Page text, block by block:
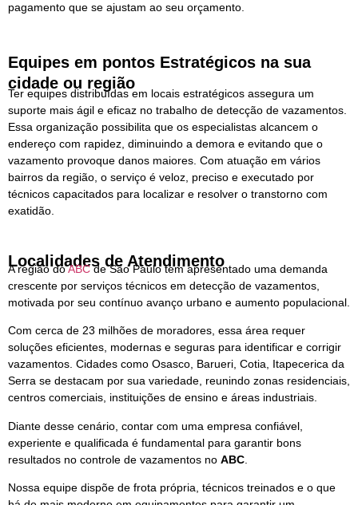
pagamento que se ajustam ao seu orçamento.
Equipes em pontos Estratégicos na sua
cidade ou região
Ter equipes distribuídas em locais estratégicos assegura um
suporte mais ágil e eficaz no trabalho de detecção de vazamentos.
Essa organização possibilita que os especialistas alcancem o
endereço com rapidez, diminuindo a demora e evitando que o
vazamento provoque danos maiores. Com atuação em vários
bairros da região, o serviço é veloz, preciso e executado por
técnicos capacitados para localizar e resolver o transtorno com
exatidão.
Localidades de Atendimento
A região doABCde São Paulo tem apresentado uma demanda
crescente por serviços técnicos em detecção de vazamentos,
motivada por seu contínuo avanço urbano e aumento populacional.
Com cerca de 23 milhões de moradores, essa área requer
soluções eficientes, modernas e seguras para identificar e corrigir
vazamentos. Cidades como Osasco, Barueri, Cotia, Itapecerica da
Serra se destacam por sua variedade, reunindo zonas residenciais,
centros comerciais, instituições de ensino e áreas industriais.
Diante desse cenário, contar com uma empresa confiável,
experiente e qualificada é fundamental para garantir bons
resultados no controle de vazamentos no ABC
Nossa equipe dispõe de frota própria, técnicos treinados e o que